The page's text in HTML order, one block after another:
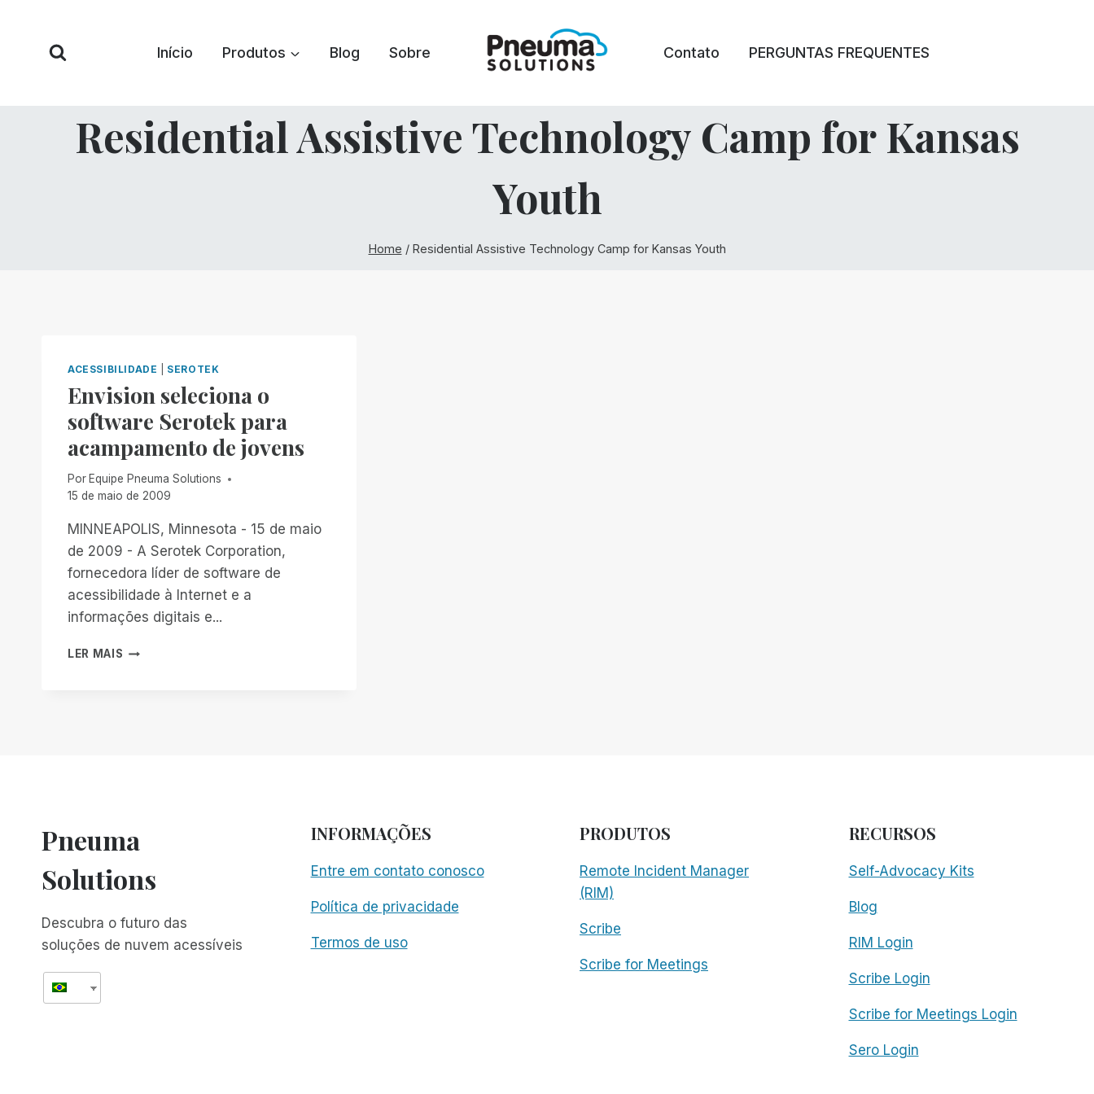
Início Produtos Blog Sobre Contato PERGUNTAS FREQUENTES
Residential Assistive Technology Camp for Kansas
Youth
Home / Residential Assistive Technology Camp for Kansas Youth
ACESSIBILIDADE SEROTEK
Envision seleciona o
software Serotek para
acampamento de jovens
Por Equipe Pneuma Solutions
15 de maio de 2009
MINNEAPOLIS, Minnesota - 15 de maio
de 2009 - A Serotek Corporation,
fornecedora líder de software de
acessibilidade à Internet e a
informações digitais e...
LER MAIS ENVISION
Pneuma
Solutions
Descubra o futuro das
soluções de nuvem acessíveis
INFORMAÇÕES
Entre em contato conosco
Política de privacidade
Termos de uso
PRODUTOS
Remote Incident Manager
(RIM)
Scribe
Scribe for Meetings
RECURSOS
Self-Advocacy Kits
Blog
RIM Login
Scribe Login
Scribe for Meetings Login
Sero Login